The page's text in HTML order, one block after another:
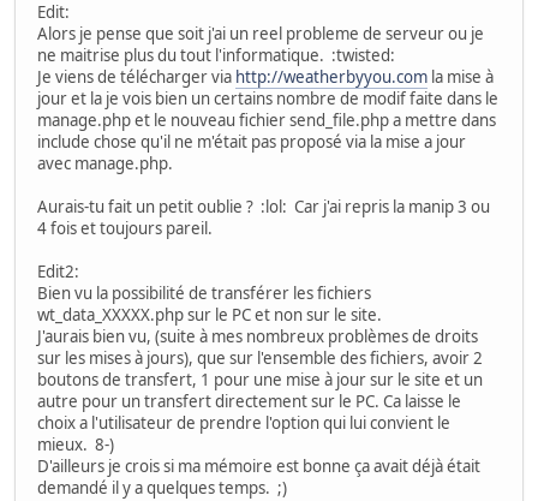
Edit:
Alors je pense que soit j'ai un reel probleme de serveur ou je
ne maitrise plus du tout l'informatique. :twisted:
Je viens de télécharger via http://weatherbyyou.com la mise à
jour et la je vois bien un certains nombre de modif faite dans le
manage.php et le nouveau fichier send_file.php a mettre dans
include chose qu'il ne m'était pas proposé via la mise a jour
avec manage.php.
Aurais-tu fait un petit oublie ? :lol: Car j'ai repris la manip 3 ou
4 fois et toujours pareil.
Edit2:
Bien vu la possibilité de transférer les fichiers
wt_data_XXXXX.php sur le PC et non sur le site.
J'aurais bien vu, (suite à mes nombreux problèmes de droits
sur les mises à jours), que sur l'ensemble des fichiers, avoir 2
boutons de transfert, 1 pour une mise à jour sur le site et un
autre pour un transfert directement sur le PC. Ca laisse le
choix a l'utilisateur de prendre l'option qui lui convient le
mieux. 8-)
D'ailleurs je crois si ma mémoire est bonne ça avait déjà était
demandé il y a quelques temps. ;)